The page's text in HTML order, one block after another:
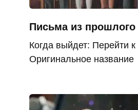
Письма из прошлого
Когда выйдет: Перейти
Оригинальное название